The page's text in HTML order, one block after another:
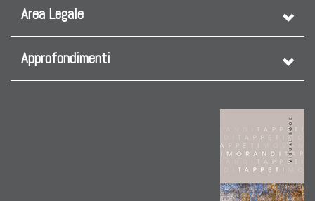
Area Legale
Approfondimenti